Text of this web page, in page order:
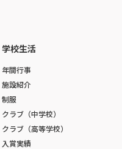
学校生活
年間行事
施設紹介
制服
クラブ（中学校）
クラブ（高等学校）
入賞実績